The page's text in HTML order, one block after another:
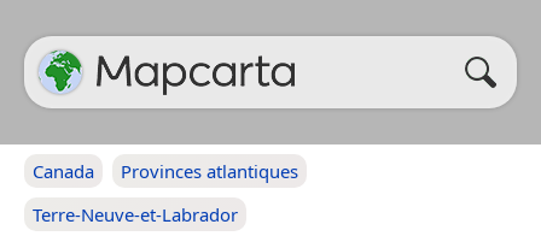
Canada
Provinces atlantiques
Terre-Neuve-et-Labrador